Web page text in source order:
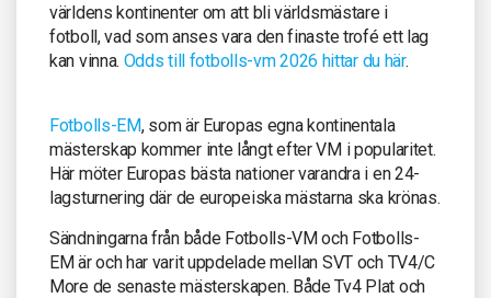
världens kontinenter om att bli världsmästare i
fotboll, vad som anses vara den finaste trofé ett lag
kan vinna. Odds till fotbolls-vm 2026 hittar du här.
Fotbolls-EM, som är Europas egna kontinentala
mästerskap kommer inte långt efter VM i popularitet.
Här möter Europas bästa nationer varandra i en 24-
lagsturnering där de europeiska mästarna ska krönas.
Sändningarna från både Fotbolls-VM och Fotbolls-
EM är och har varit uppdelade mellan SVT och TV4/C
More de senaste mästerskapen. Både Tv4 Plat och